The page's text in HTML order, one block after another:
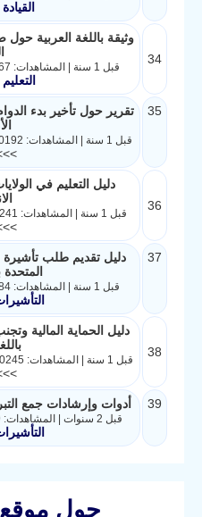
القيادة
34
وثيقة باللغة العربية
قبل 1 سنة | المشاهدات: 40267 | الحجم: 262.6KB
35
تقرير حول تأخير بدء
قبل 1 سنة | المشاهدات: 40192 | الحجم: 1.4MB
36
قبل 1 سنة | المشاهدات: 40241 | الحجم: 4KB
37
دليل تقديم طلب تأشيرة
المتحدة
قبل 1 سنة | المشاهدات: 40284 | الحجم: 391.6KB
38
دليل الحماية المالية
قبل 1 سنة | المشاهدات: 40245 | الحجم: 3.2MB
39 أدوات وإرشادات جمع
قبل 2 سنوات | المشاهدات: 2839 | الحجم: 137.6KB
حول